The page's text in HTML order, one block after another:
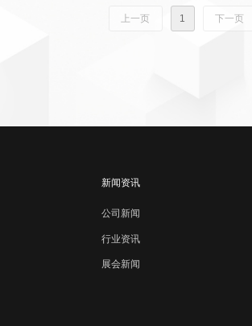
上一页 1 下一页
新闻资讯
公司新闻
行业资讯
展会新闻